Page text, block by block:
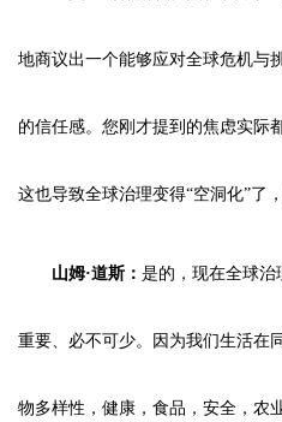
地商议出一个能够应对全球危机与
的信任感。您刚才提到的焦虑实际
这也导致全球治理变得“空洞化”了
山姆·道斯： 是的，现在全球治
重要、必不可少。因为我们生活在
物多样性，健康，食品，安全，农